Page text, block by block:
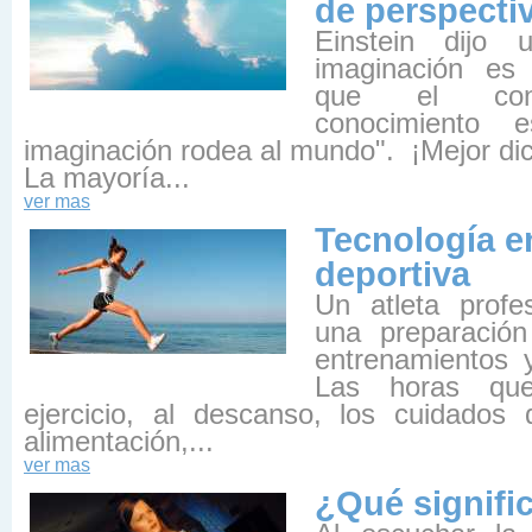
de
Einstein dijo
imaginación
que el
conocimiento
imaginación rodea al mundo". ¡Mejor
La mayoría...
ver mas
Tecnología
deportiva
Un atleta
una
Las horas
ejercicio, al descanso, los
alimentación,...
ver mas
¿Qué